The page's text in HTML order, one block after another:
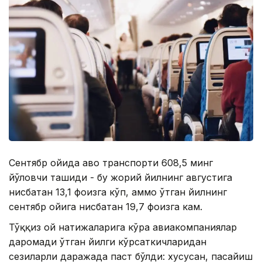
Сентябр ойида ҳаво транспорти 608,5 минг
йўловчи ташиди - бу жорий йилнинг августига
нисбатан 13,1 фоизга кўп, аммо ўтган йилнинг
сентябр ойига нисбатан 19,7 фоизга кам.
Тўққиз ой натижаларига кўра авиакомпаниялар
даромади ўтган йилги кўрсаткичларидан
сезиларли даражада паст бўлди: хусусан, пасайиш